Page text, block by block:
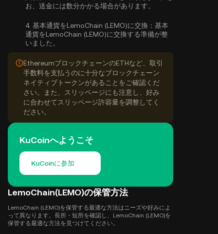
お、送金には数分かかる場合があります。
4. 基本通貨をLemoChain (LEMO)に交換： 基本
通貨をLemoChain (LEMO)に交換する準備が整
いました。
EthereumブロックチェーンのETHなど、取引
手数料を支払うのに十分なブロックチェーン
ネイティブトークンがあることをご確認くだ
さい。また、スリッページにも注意し、好み
に合わせてスリッページ許容量を調整してく
ださい。
KuCoinへようこそ
KuCoinに参加
LemoChain(LEMO)の保管方法
LemoChain (LEMO)を保管する最適な方法はニーズや好みによ
って異なります。長所・短所を確認し、LemoChain (LEMO)を
保管する最適な方法を見つけてください。